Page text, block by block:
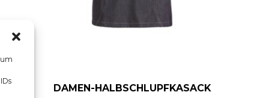
DAMEN-HALBSCHLUPFKASACK